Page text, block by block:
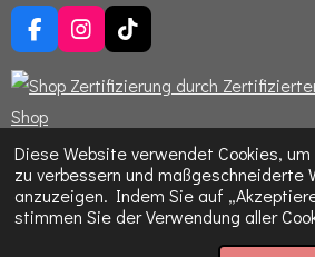
Diese Website verwendet Cookies,
zu verbessern und maßgeschneiderte
anzuzeigen. Indem Sie auf
stimmen Sie der Verwendung aller
F
a
c
e
b
o
k
I
n
s
t
a
g
r
a
m
T
i
k
T
o
© 2024 - 2026 BeautyFluffy
Mit Unterstützung vonWebador